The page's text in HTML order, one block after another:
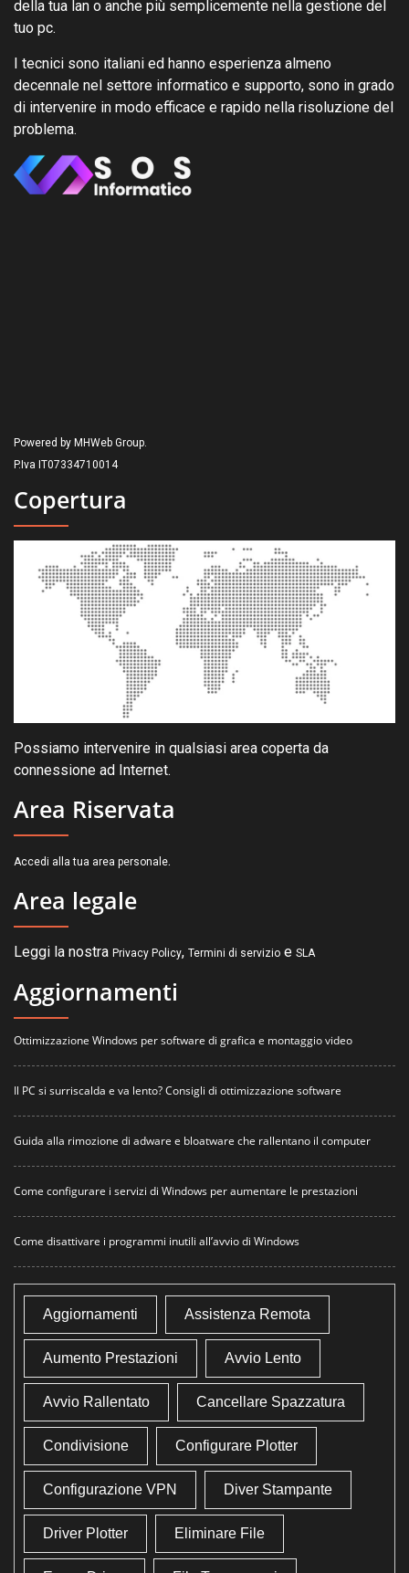
della tua lan o anche più semplicemente nella gestione del
tuo pc.
I tecnici sono italiani ed hanno esperienza almeno
decennale nel settore informatico e supporto, sono in grado
di intervenire in modo efficace e rapido nella risoluzione del
problema.
Powered by MHWeb Group.
P.Iva IT07334710014
Copertura
Possiamo intervenire in qualsiasi area coperta da
connessione ad Internet.
Area Riservata
Accedi alla tua area personale.
Area legale
Leggi la nostra Privacy Policy, Termini di servizio e SLA
Aggiornamenti
Ottimizzazione Windows per software di grafica e montaggio video
Il PC si surriscalda e va lento? Consigli di ottimizzazione software
Guida alla rimozione di adware e bloatware che rallentano il computer
Come configurare i servizi di Windows per aumentare le prestazioni
Come disattivare i programmi inutili all’avvio di Windows
Aggiornamenti Assistenza Remota
Aumento Prestazioni Avvio Lento
Avvio Rallentato Cancellare Spazzatura
Condivisione Configurare Plotter
Configurazione VPN Diver Stampante
Driver Plotter Eliminare File